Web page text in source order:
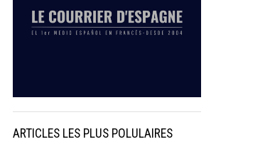
ARTICLES LES PLUS POLULAIRES